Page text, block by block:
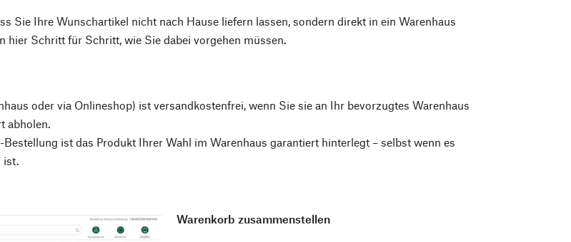
Sie Ihre Wunschartikel nicht nach Hause liefern lassen, sondern direkt in ein Warenhaus
hier Schritt für Schritt, wie Sie dabei vorgehen müssen.
oder via Onlineshop) ist versandkostenfrei, wenn Sie sie an Ihr bevorzugtes Warenhaus
abholen.
ist das Produkt Ihrer Wahl im Warenhaus garantiert hinterlegt – selbst wenn es
ist.
Warenkorb zusammenstellen